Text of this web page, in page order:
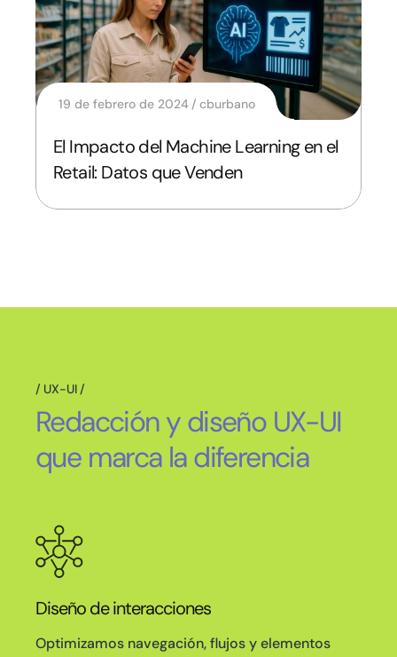
19 de febrero de 2024 cburbano
El Impacto del Machine Learning en el
Retail: Datos que Venden
UX-UI
Redacción y diseño UX-UI
que marca la diferencia
Diseño de interacciones
Optimizamos navegación, flujos y elementos